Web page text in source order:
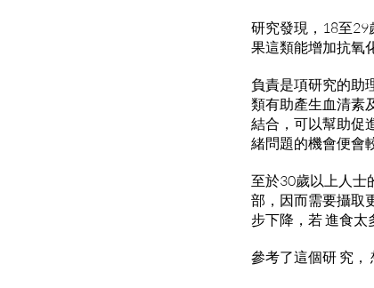
研究發現，18至29
果這類能增加抗氧
負責是項研究的助
類有助產生血清素
結合，可以幫助促
緒問題的機會便會
至於30歲以上人士
部，因而需要攝取
步下降，若 進食太
參考了這個研 究，